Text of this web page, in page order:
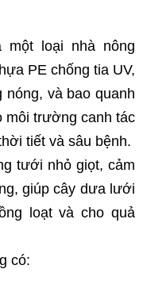
loại nhà nông
PE chống tia UV,
nóng, và bao quanh
môi trường canh tác
tiết và sâu bệnh.
tưới nhỏ giọt, cảm
giúp cây dưa lưới
loạt và cho quả
có: